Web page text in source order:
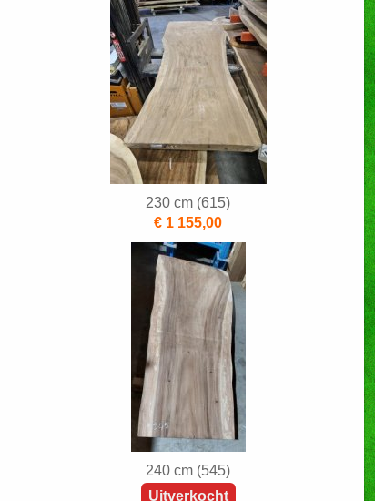
230 cm (615)
€ 1 155,00
240 cm (545)
Uitverkocht